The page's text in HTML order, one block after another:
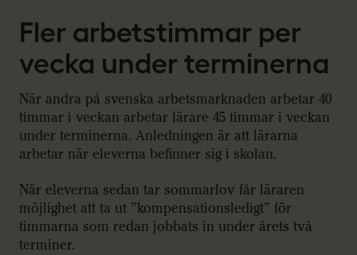
Fler arbetstimmar per
vecka under terminerna
När andra på svenska arbetsmarknaden arbetar 40
timmar i veckan arbetar lärare 45 timmar i veckan
under terminerna. Anledningen är att lärarna
arbetar när eleverna befinner sig i skolan.
När eleverna sedan tar sommarlov får läraren
möjlighet att ta ut ”kompensationsledigt” för
timmarna som redan jobbats in under årets två
terminer.